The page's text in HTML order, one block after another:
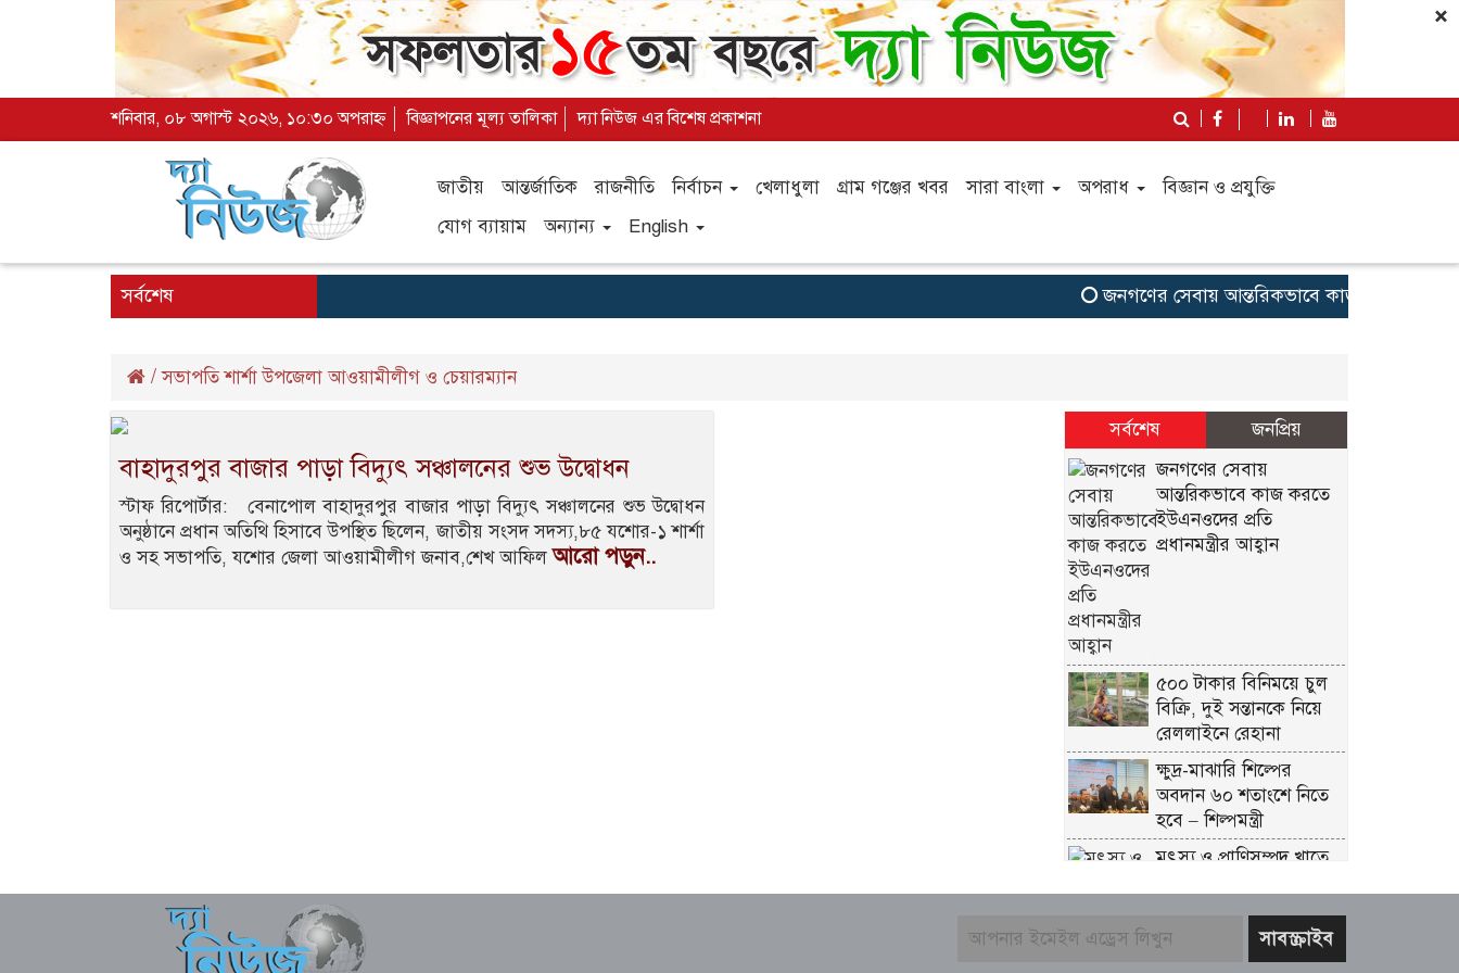
×
শনিবার, ০৮ অগাস্ট ২০২৬, ১০:৩০ অপরাহ্ন বিজ্ঞাপনের মূল্য তালিকা দ্যা নিউজ এর বিশেষ প্রকাশনা
জাতীয় আন্তর্জাতিক রাজনীতি নির্বাচন খেলাধুলা গ্রাম গঞ্জের খবর সারা বাংলা অপরাধ
বিজ্ঞান ও প্রযুক্তি
যোগ ব্যায়াম
অন্যান্য English
সর্বশেষ জনগণের সেবায় আন্তরিকভাবে কাজ করতে
/সভাপতি শার্শা উপজেলা আওয়ামীলীগ ও চেয়ারম্যান
বাহাদুরপুর বাজার পাড়া বিদ্যুৎ সঞ্চালনের শুভ উদ্বোধন
স্টাফ রিপোর্টার: বেনাপোল বাহাদুরপুর বাজার পাড়া বিদ্যুৎ সঞ্চালনের শুভ উদ্বোধন
অনুষ্ঠানে প্রধান অতিথি হিসাবে উপস্থিত ছিলেন, জাতীয় সংসদ সদস্য,৮৫ যশোর-১ শার্শা
ও সহ সভাপতি, যশোর জেলা আওয়ামীলীগ জনাব,শেখ আফিলআরো পড়ুন..
সর্বশেষ
জনপ্রিয়
জনগণের সেবায়
আন্তরিকভাবে কাজ করতে
ইউএনওদের প্রতি
প্রধানমন্ত্রীর আহ্বান
৫০০ টাকার বিনিময়ে চুল
বিক্রি, দুই সন্তানকে নিয়ে
রেললাইনে রেহানা
ক্ষুদ্র-মাঝারি শিল্পের
অবদান ৬০ শতাংশে নিতে
হবে – শিল্পমন্ত্রী
মৎস্য ও প্রাণিসম্পদ খাতে
সুলতান সালাউদ্দিন টুকু